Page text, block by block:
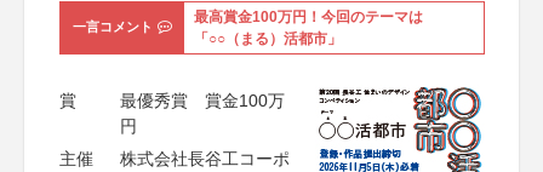
一言コメント
最高賞金100万円！今回のテーマは
「○○（まる）活都市」
賞
最優秀賞 賞金100万
円
主催
株式会社長谷工コーポ